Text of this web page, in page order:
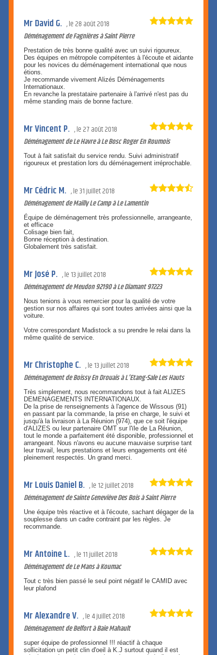
Mr David G. le 28 août 2018
Déménagement de Fagnières à Saint Pierre
Prestation de très bonne qualité avec un suivi rigoureux.
Des équipes en métropole compétentes à l'écoute et aidante
pour les novices du déménagement international que nous
étions.
Je recommande vivement Alizés Déménagements
Internationaux.
En revanche la prestataire partenaire à l'arrivé n'est pas du
même standing mais de bonne facture.
Mr Vincent P. le 27 août 2018
Déménagement de Le Havre à Le Bosc Roger En Roumois
Tout à fait satisfait du service rendu. Suivi administratif
rigoureux et prestation lors du déménagement irréprochable.
Mr Cédric M. le31 juillet 2018
Déménagement de Mailly Le Camp à Le Lamentin
Équipe de déménagement très professionnelle, arrangeante,
et efficace
Colisage bien fait,
Bonne réception à destination.
Globalement très satisfait.
Mr José P. le 13 juillet 2018
Déménagement de Meudon 92190 à Le Diamant 97223
Nous tenions à vous remercier pour la qualité de votre
gestion sur nos affaires qui sont toutes arrivées ainsi que la
voiture.
Votre correspondant Madistock a su prendre le relai dans la
même qualité de service.
Mr Christophe C. le 13 juillet 2018
Déménagement de Boissy En Drouais à L'Etang-Sale Les Hauts
Très simplement, nous recommandons tout à fait ALIZES
DEMENAGEMENTS INTERNATIONAUX.
De la prise de renseignements à l'agence de Wissous (91)
en passant par la commande, la prise en charge, le suivi et
jusqu'à la livraison à La Réunion (974), que ce soit l'équipe
d'ALIZES ou leur partenaire OMT sur l'ïle de La Réunion,
tout le monde a parfaitement été disponible, professionnel et
arrangeant. Nous n'avons eu aucune mauvaise surprise tant
leur travail, leurs prestations et leurs engagements ont été
pleinement respectés. Un grand merci.
Mr Louis Daniel B. le 12 juillet 2018
Déménagement de Sainte Geneviève Des Bois à Saint Pierre
Une équipe très réactive et à l'écoute, sachant dégager de la
souplesse dans un cadre contraint par les règles. Je
recommande.
Mr Antoine L. le 11 juillet 2018
Déménagement de Le Mans à Koumac
Tout c très bien passé le seul point négatif le CAMID avec
leur plafond
Mr Alexandre V. le 4 juillet 2018
Déménagement de Belfort à Baie Mahault
super équipe de professionnel !!! réactif à chaque
sollicitation un petit clin d'oeil à K.J surtout quand il est